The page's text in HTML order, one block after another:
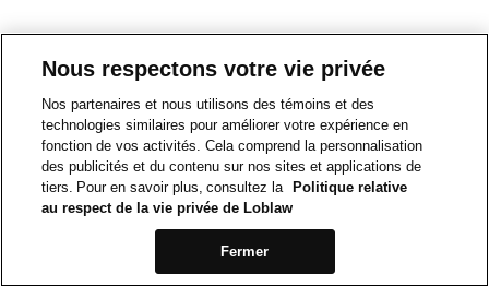
Nous respectons votre vie privée
Nos partenaires et nous utilisons des témoins et des
technologies similaires pour améliorer votre expérience en
fonction de vos activités. Cela comprend la personnalisation
des publicités et du contenu sur nos sites et applications de
tiers. Pour en savoir plus, consultez la
Politique relative
au respect de la vie privée de Loblaw
Fermer